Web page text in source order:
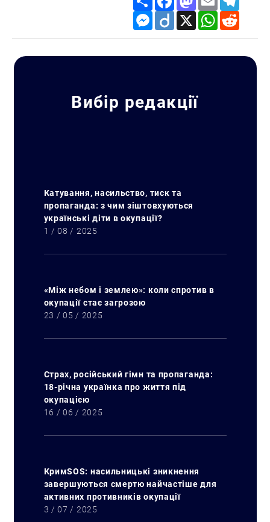
Messenger
Diigo X WhatsApp
Вибір редакції
Катування, насильство, тиск та
пропаганда: з чим зіштовхуються
українські діти в окупації?
1 / 08 / 2025
«Між небом і землею»: коли спротив в
окупації стає загрозою
23 / 05 / 2025
Страх, російський гімн та пропаганда:
18-річна українка про життя під
окупацією
16 / 06 / 2025
КримSOS: насильницькі зникнення
завершуються смертю найчастіше для
активних противників окупації
3 / 07 / 2025